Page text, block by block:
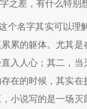
之差，有什么特别
个名字其实可以
累的躯体。尤其
入人心；其二，
在的时候，其实
小说写的是一场